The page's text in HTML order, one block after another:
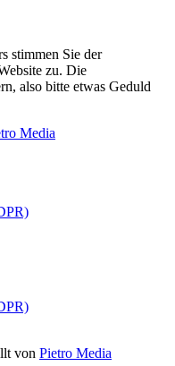
stimmen Sie der
zu. Die
also bitte etwas Geduld
Media
von Pietro Media